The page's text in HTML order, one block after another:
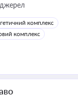
джерел
комплекс
комплекс